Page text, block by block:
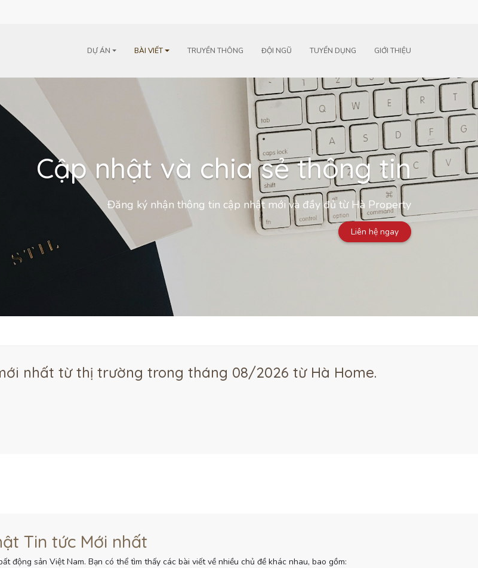
DỰ ÁN BÀI VIẾT TRUYỀN THÔNG ĐỘI NGŨ TUYỂN DỤNG GIỚI THIỆU
Cập nhật và chia sẻ thông tin
Đăng ký nhận thông tin cập nhật mới và đầy đủ từ Hà Property
Liên hệ ngay
nhất từ thị trường trong tháng 08/2026 từ Hà Home.
Tin tức Mới nhất
động sản Việt Nam. Bạn có thể tìm thấy các bài viết về nhiều chủ đề khác nhau, bao gồm: